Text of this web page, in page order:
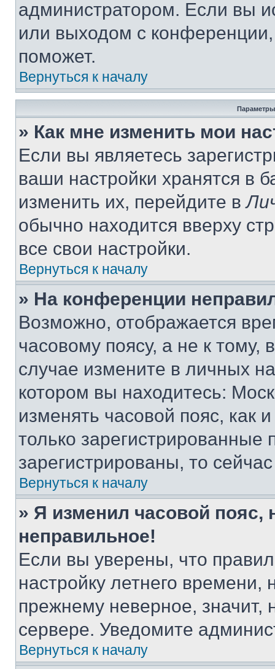
администратором. Если вы
или выходом с
поможет.
Вернуться к началу
Параметры
» Как мне изменить мои
Если вы являетесь
ваши настройки хранятся в
изменить их, перейдите в
обычно находится вверху
все свои настройки.
Вернуться к началу
» На конференции
Возможно, отображается
часовому поясу, а не к тому,
случае измените в личных
котором вы находитесь:
изменять часовой пояс, как
только
зарегистрированы, то
Вернуться к началу
» Я изменил часовой пояс,
неправильное!
Если вы уверены, что
настройку летнего
прежнему неверное, значит,
сервере. Уведомите
Вернуться к началу